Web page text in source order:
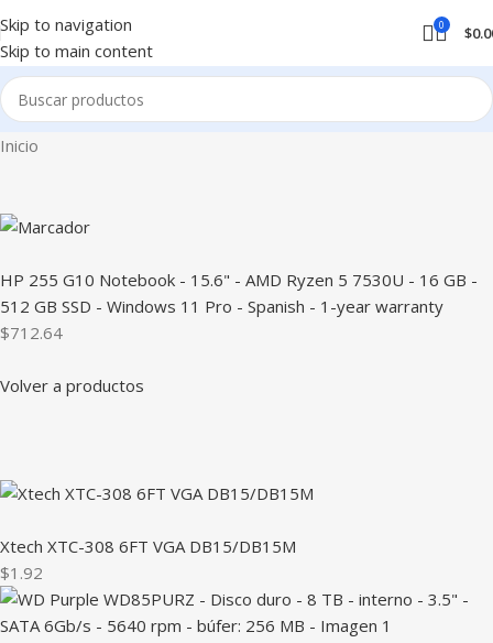
Skip to navigation
Skip to main content
0 $
Inicio
HP 255 G10 Notebook - 15.6" - AMD Ryzen 5 7530U - 16 GB -
512 GB SSD - Windows 11 Pro - Spanish - 1-year warranty
$712.64
Volver a productos
Xtech XTC-308 6FT VGA DB15/DB15M
$1.92